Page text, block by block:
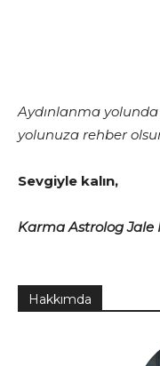
Aydınlanma yolunda
yolunuza rehber
Sevgiyle kalın,
Karma Astrolog Jale
Hakkımda